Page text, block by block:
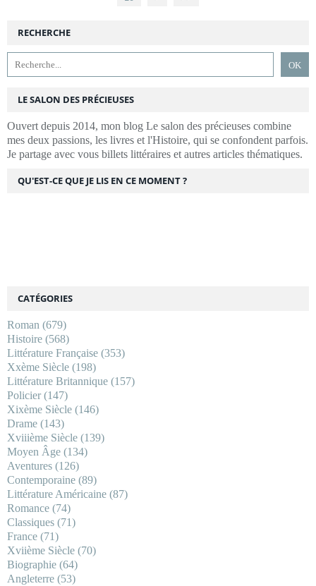
RECHERCHE
LE SALON DES PRÉCIEUSES
Ouvert depuis 2014, mon blog Le salon des précieuses combine
mes deux passions, les livres et l'Histoire, qui se confondent parfois.
Je partage avec vous billets littéraires et autres articles thématiques.
CATÉGORIES
Roman (679)
Histoire (568)
Littérature Française (353)
Xxème Siècle (198)
Littérature Britannique (157)
Policier(147)
Xixème Siècle (146)
Drame (143)
Xviiième Siècle (139)
Moyen Âge (134)
Aventures (126)
Contemporaine (89)
Littérature Américaine (87)
Romance (74)
Classiques (71)
France (71)
Xviième Siècle (70)
Biographie (64)
Angleterre (53)
QU'EST-CE QUE JE LIS EN CE MOMENT ?